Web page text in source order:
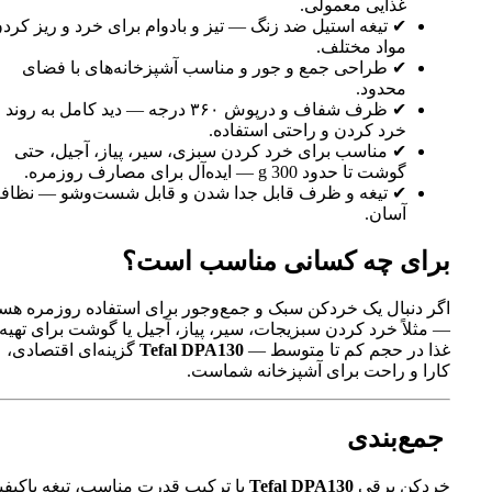
غذایی معمولی.
✔ تیغه استیل ضد زنگ — تیز و بادوام برای خرد و ریز
مواد مختلف.
✔ طراحی جمع و جور و مناسب آشپزخانه‌های با فضای
محدود.
✔ ظرف شفاف و درپوش ۳۶۰ درجه — دید کامل به روند
خرد کردن و راحتی استفاده.
✔ مناسب برای خرد کردن سبزی، سیر، پیاز، آجیل، حتی
گوشت تا حدود 300 g — ایده‌آل برای مصارف روزمره.
✔ تیغه و ظرف قابل جدا شدن و قابل شست‌وشو —
آسان.
برای چه کسانی مناسب است؟
اگر دنبال یک خردکن سبک و جمع‌وجور برای استفاده روزمره
— مثلاً خرد کردن سبزیجات، سیر، پیاز، آجیل یا گوشت برای تهیه
غذا در حجم کم تا متوسط — Tefal DPA130 گزینه‌ای اقتصادی،
کارا و راحت برای آشپزخانه شماست.
جمع‌بندی
خردکن برقی
با ترکیب قدرت مناسب، تیغه